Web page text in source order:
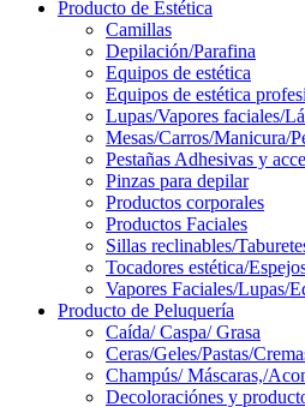
Producto de Estética
Camillas
Depilación/Parafina
Equipos de estética
Equipos de estética
Lupas/Vapores faciales/
Mesas/Carros/Manicura/
Pestañas Adhesivas y
Pinzas para depilar
Productos corporales
Productos Faciales
Sillas reclinables/
Tocadores estética/
Vapores Faciales/Lupas/
Producto de Peluquería
Caída/ Caspa/ Grasa
Ceras/Geles/Pastas/
Champús/ Máscaras,/
Decoloraciónes y